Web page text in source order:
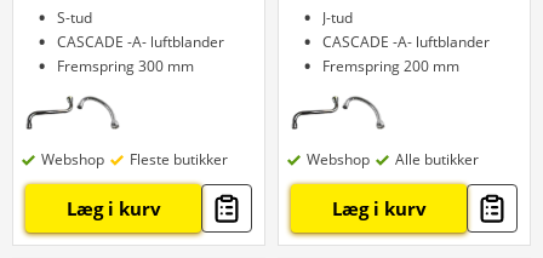
S-tud
CASCADE -A- luftblander
Fremspring 300 mm
Webshop Fleste butikker
Læg i kurv
J-tud
CASCADE -A- luftblander
Fremspring 200 mm
Webshop Alle butikker
Læg i kurv